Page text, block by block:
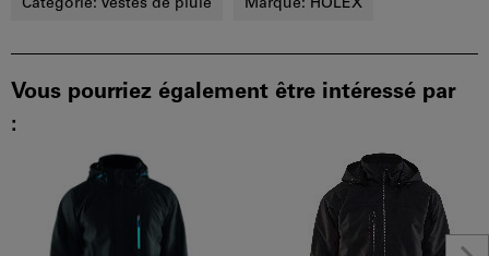
Catégorie: Vestes de pluie Marque: HOLEX
Vous pourriez également être intéressé par
: